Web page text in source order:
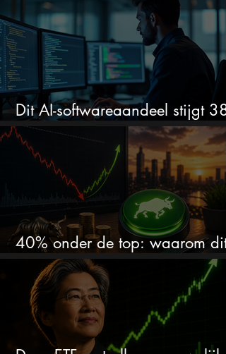
Dit AI-softwareaandeel stijgt
en zet de SaaS-crash op zijn
40% onder de top: waarom dit
aandeel weer interessant wordt